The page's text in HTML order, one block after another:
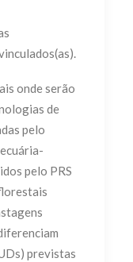
onde serão
de
pelo
pelo PRS
previstas